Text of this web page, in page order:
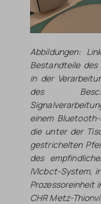
Abbildungen:
Bestandteile
in der
des
einem
die unter der
gestrichelten
des
IVIcbct-System,
Prozessoreinheit
CHR Metz-